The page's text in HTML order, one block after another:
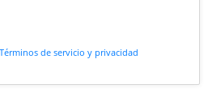
Términos de servicio y privacidad